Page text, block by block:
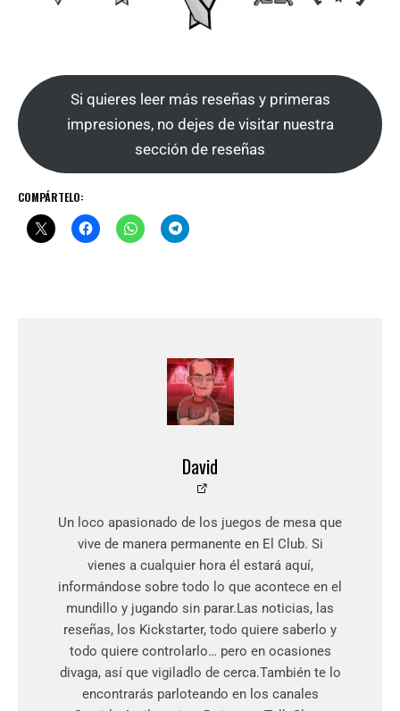
Si quieres leer más reseñas y primeras
impresiones, no dejes de visitar nuestra
sección de reseñas
COMPÁRTELO:
David
Un loco apasionado de los juegos de mesa que
vive de manera permanente en El Club. Si
vienes a cualquier hora él estará aquí,
informándose sobre todo lo que acontece en el
mundillo y jugando sin parar.Las noticias, las
reseñas, los Kickstarter, todo quiere saberlo y
todo quiere controlarlo… pero en ocasiones
divaga, así que vigiladlo de cerca.También te lo
encontrarás parloteando en los canales